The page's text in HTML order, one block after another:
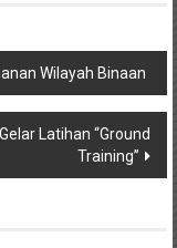
Wilayah Binaan
Latihan “Ground
Training”